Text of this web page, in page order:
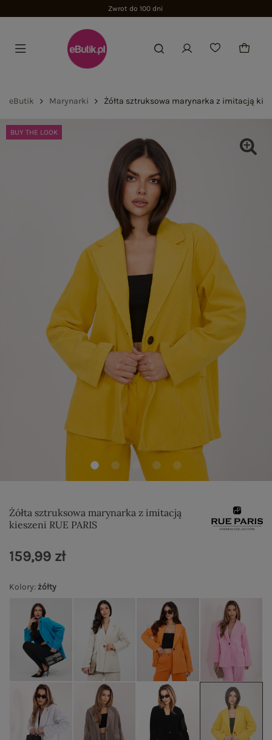
Zwrot do 100 dni
eButik Marynarki Żółta sztruksowa marynarka z imitacją
BUY THE LOOK
Żółta sztruksowa marynarka z imitacją
kieszeni RUE PARIS
Kolory:żółty
159,99 zł